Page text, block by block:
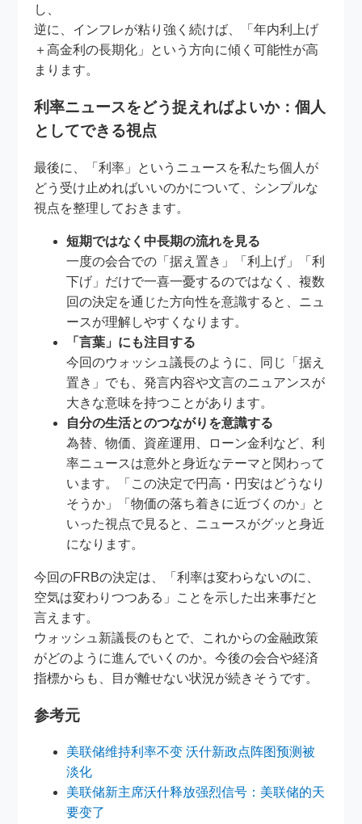
し、
逆に、インフレが粘り強く続けば、「年内利上げ
＋高金利の長期化」という方向に傾く可能性が高
まります。
利率ニュースをどう捉えればよいか：個人
としてできる視点
最後に、「利率」というニュースを私たち個人が
どう受け止めればいいのかについて、シンプルな
視点を整理しておきます。
短期ではなく中長期の流れを見る
一度の会合での「据え置き」「利上げ」「利
下げ」だけで一喜一憂するのではなく、複数
回の決定を通じた方向性を意識すると、ニュ
ースが理解しやすくなります。
「言葉」にも注目する
今回のウォッシュ議長のように、同じ「据え
置き」でも、発言内容や文言のニュアンスが
大きな意味を持つことがあります。
自分の生活とのつながりを意識する
為替、物価、資産運用、ローン金利など、利
率ニュースは意外と身近なテーマと関わって
います。「この決定で円高・円安はどうなり
そうか」「物価の落ち着きに近づくのか」と
いった視点で見ると、ニュースがグッと身近
になります。
今回のFRBの決定は、「利率は変わらないのに、
空気は変わりつつある」ことを示した出来事だと
言えます。
ウォッシュ新議長のもとで、これからの金融政策
がどのように進んでいくのか。今後の会合や経済
指標からも、目が離せない状況が続きそうです。
参考元
美联储维持利率不变 沃什新政点阵图预测被
淡化
美联储新主席沃什释放强烈信号：美联储的天
要变了